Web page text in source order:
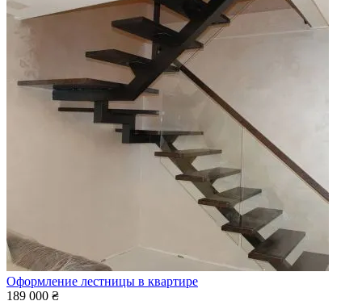
Оформление лестницы в квартире
189 000 ₴